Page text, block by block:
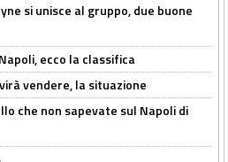
si unisce al gruppo, due buone
ecco la classifica
vendere, la situazione
che non sapevate sul Napoli di